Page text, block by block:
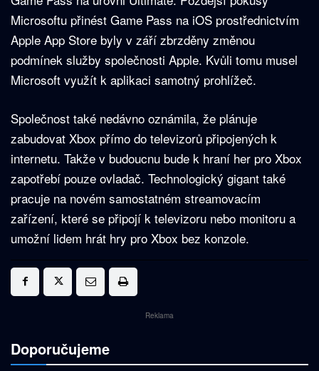
Microsoftu přinést Game Pass na iOS prostřednictvím
Apple App Store byly v září zbrzděny změnou
podmínek služby společnosti Apple. Kvůli tomu musel
Microsoft využít k aplikaci samotný prohlížeč.
Společnost také nedávno oznámila, že plánuje
zabudovat Xbox přímo do televizorů připojených k
internetu. Takže v budoucnu bude k hraní her pro Xbox
zapotřebí pouze ovladač. Technologický gigant také
pracuje na novém samostatném streamovacím
zařízení, které se připojí k televizoru nebo monitoru a
umožní lidem hrát hry pro Xbox bez konzole.
Reklama
Doporučujeme